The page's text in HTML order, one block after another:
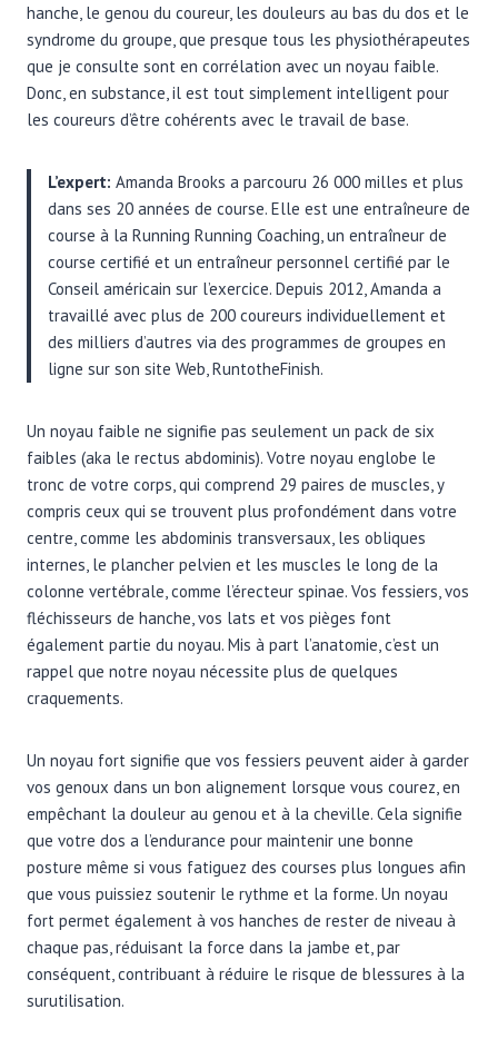
hanche, le genou du coureur, les douleurs au bas du dos et le
syndrome du groupe, que presque tous les physiothérapeutes
que je consulte sont en corrélation avec un noyau faible.
Donc, en substance, il est tout simplement intelligent pour
les coureurs d’être cohérents avec le travail de base.
L’expert: Amanda Brooks a parcouru 26 000 milles et plus
dans ses 20 années de course. Elle est une entraîneure de
course à la Running Running Coaching, un entraîneur de
course certifié et un entraîneur personnel certifié par le
Conseil américain sur l’exercice. Depuis 2012, Amanda a
travaillé avec plus de 200 coureurs individuellement et
des milliers d’autres via des programmes de groupes en
ligne sur son site Web, RuntotheFinish.
Un noyau faible ne signifie pas seulement un pack de six
faibles (aka le rectus abdominis). Votre noyau englobe le
tronc de votre corps, qui comprend 29 paires de muscles, y
compris ceux qui se trouvent plus profondément dans votre
centre, comme les abdominis transversaux, les obliques
internes, le plancher pelvien et les muscles le long de la
colonne vertébrale, comme l’érecteur spinae. Vos fessiers, vos
fléchisseurs de hanche, vos lats et vos pièges font
également partie du noyau. Mis à part l’anatomie, c’est un
rappel que notre noyau nécessite plus de quelques
craquements.
Un noyau fort signifie que vos fessiers peuvent aider à garder
vos genoux dans un bon alignement lorsque vous courez, en
empêchant la douleur au genou et à la cheville. Cela signifie
que votre dos a l’endurance pour maintenir une bonne
posture même si vous fatiguez des courses plus longues afin
que vous puissiez soutenir le rythme et la forme. Un noyau
fort permet également à vos hanches de rester de niveau à
chaque pas, réduisant la force dans la jambe et, par
conséquent, contribuant à réduire le risque de blessures à la
surutilisation.